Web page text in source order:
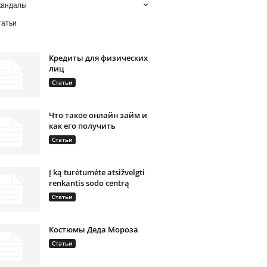
Кредиты для физических
лиц
Статьи
Что такое онлайн займ и
как его получить
Статьи
Į ką turėtumėte atsižvelgti
renkantis sodo centrą
Статьи
Костюмы Деда Мороза
Статьи